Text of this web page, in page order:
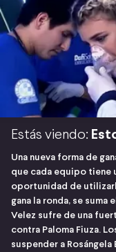
Estás viendo:
Una nueva forma de
que cada equipo tiene
oportunidad de
gana la ronda, se suma
Velez sufre de una
contra Paloma Fiuza.
suspender a